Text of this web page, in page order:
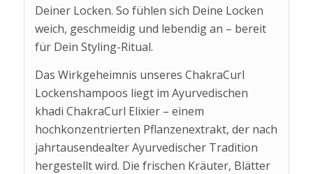
Deiner Locken. So fühlen sich Deine Locken
weich, geschmeidig und lebendig an – bereit
für Dein Styling-Ritual.
Das Wirkgeheimnis unseres ChakraCurl
Lockenshampoos liegt im Ayurvedischen
khadi ChakraCurl Elixier – einem
hochkonzentrierten Pflanzenextrakt, der nach
jahrtausendealter Ayurvedischer Tradition
hergestellt wird. Die frischen Kräuter, Blätter